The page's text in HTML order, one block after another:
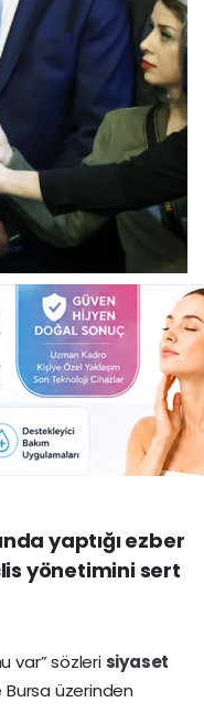
yaptığı ezber
yönetimini sert
var” sözleri siyaset
üzerinden